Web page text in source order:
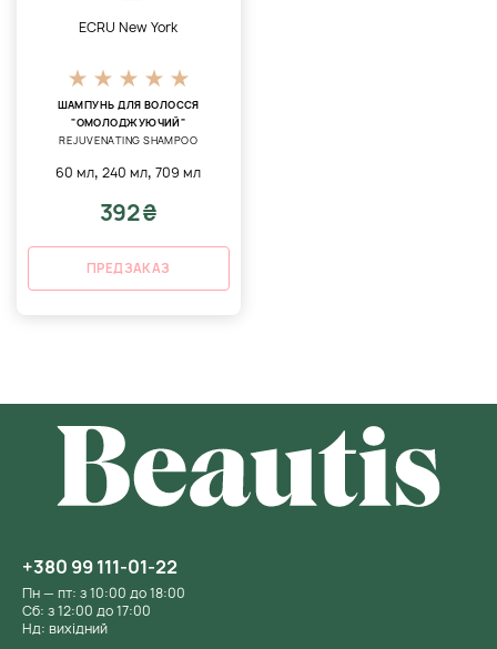
ECRU New York
ШАМПУНЬ ДЛЯ ВОЛОССЯ
"ОМОЛОДЖУЮЧИЙ"
REJUVENATING SHAMPOO
60 мл,240 мл,709 мл
392 ₴
ПРЕДЗАКАЗ
+380 99 111-01-22
Пн — пт: з 10:00 до 18:00
Сб: з 12:00 до 17:00
Нд: вихідний